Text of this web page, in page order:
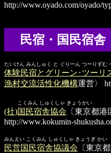
http://www.oyado.com/oyado/
民宿・国民宿舎
たいけん みんしゅく と ぐりーん つーりずむ
体験民宿とグリーン･ツーリ
漁村交流活性化機構運営〉
こくみん しゅくしゃ きょうかい
(社)国民宿舎協会 〔東京都
http://www.kokumin-
みんえい こくみん しゅくしゃ きょうぎ かい
民営国民宿舎協議会 〔東京